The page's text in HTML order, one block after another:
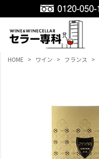
HOME ワイン フランス